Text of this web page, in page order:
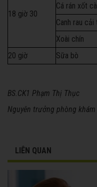
18 giờ 30
Cá rán xốt
Canh rau
Xoài chín
20 giờ
Sữa bò
BS.CK1 Phạm Thị Thục
Nguyên trưởng phòng khám
LIÊN QUAN